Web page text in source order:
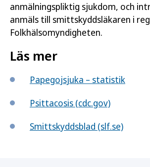
anmälningspliktig sjukdom, och
anmäls till smittskyddsläkaren i
Folkhälsomyndigheten.
Läs mer
Papegojsjuka – statistik
Psittacosis (cdc.gov)
Smittskyddsblad (slf.se)